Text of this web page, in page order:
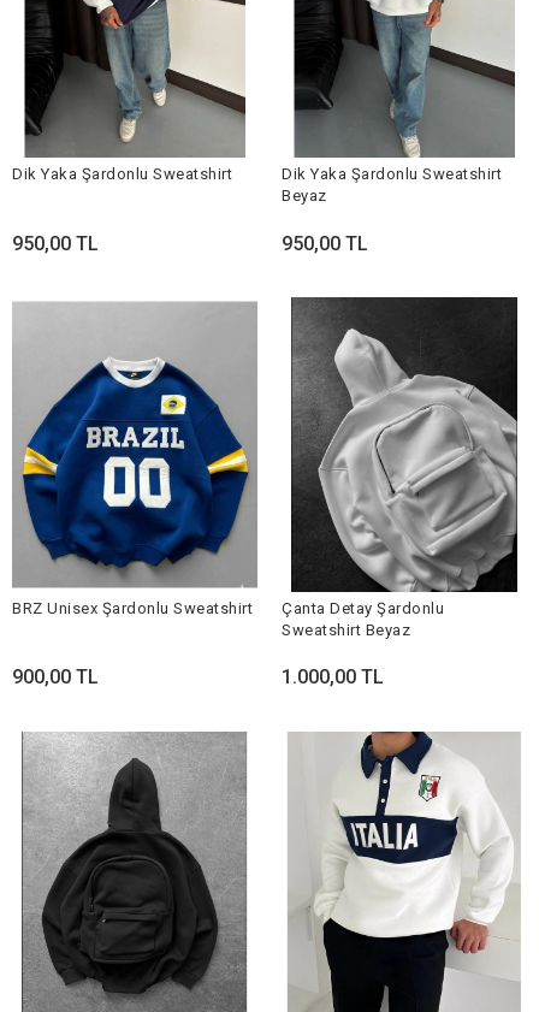
Dik Yaka Şardonlu Sweatshirt
950,00 TL
Dik Yaka Şardonlu Sweatshirt
Beyaz
950,00 TL
BRZ Unisex Şardonlu Sweatshirt
900,00 TL
Çanta Detay Şardonlu
Sweatshirt Beyaz
1.000,00 TL